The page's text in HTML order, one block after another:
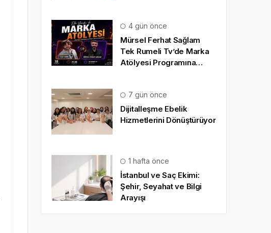
4 gün önce
Mürsel Ferhat Sağlam
Tek Rumeli Tv’de Marka
Atölyesi Programına
7 gün önce
Dijitalleşme Ebelik
Hizmetlerini Dönüştürüyor
1 hafta önce
İstanbul ve Saç Ekimi:
Şehir, Seyahat ve Bilgi
Arayışı